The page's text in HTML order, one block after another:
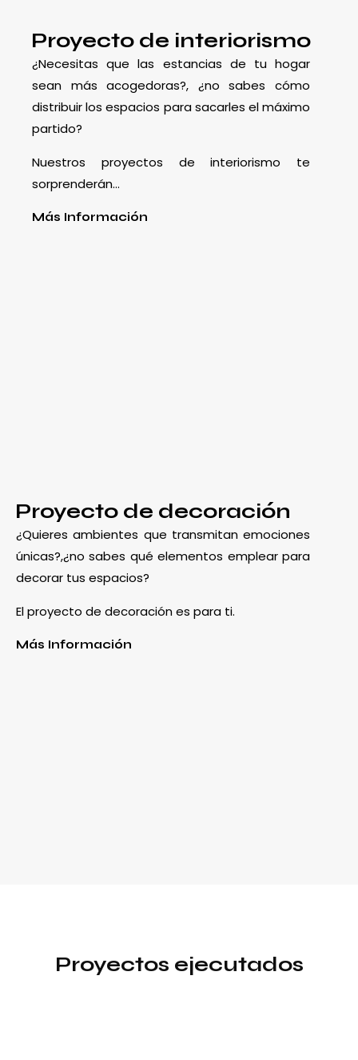
Proyecto de interiorismo
¿Necesitas que las estancias de tu hogar
sean más acogedoras?, ¿no sabes cómo
distribuir los espacios para sacarles el máximo
partido?
Nuestros proyectos de interiorismo te
sorprenderán…
Más Información
Proyecto de decoración
¿Quieres ambientes que transmitan emociones
únicas?,¿no sabes qué elementos emplear para
decorar tus espacios?
El proyecto de decoración es para ti.
Más Información
Proyectos ejecutados